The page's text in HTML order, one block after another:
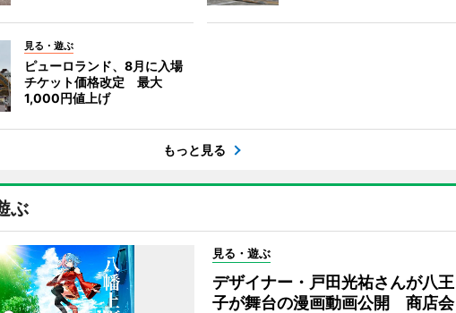
見る・遊ぶ
ピューロランド、8月に入場
チケット価格改定 最大
1,000円値上げ
もっと見る
ぶ
見る・遊ぶ
デザイナー・戸田光祐さんが八王
子が舞台の漫画動画公開 商店会